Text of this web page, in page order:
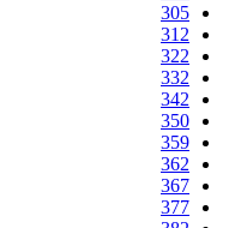
305
312
322
332
342
350
359
362
367
377